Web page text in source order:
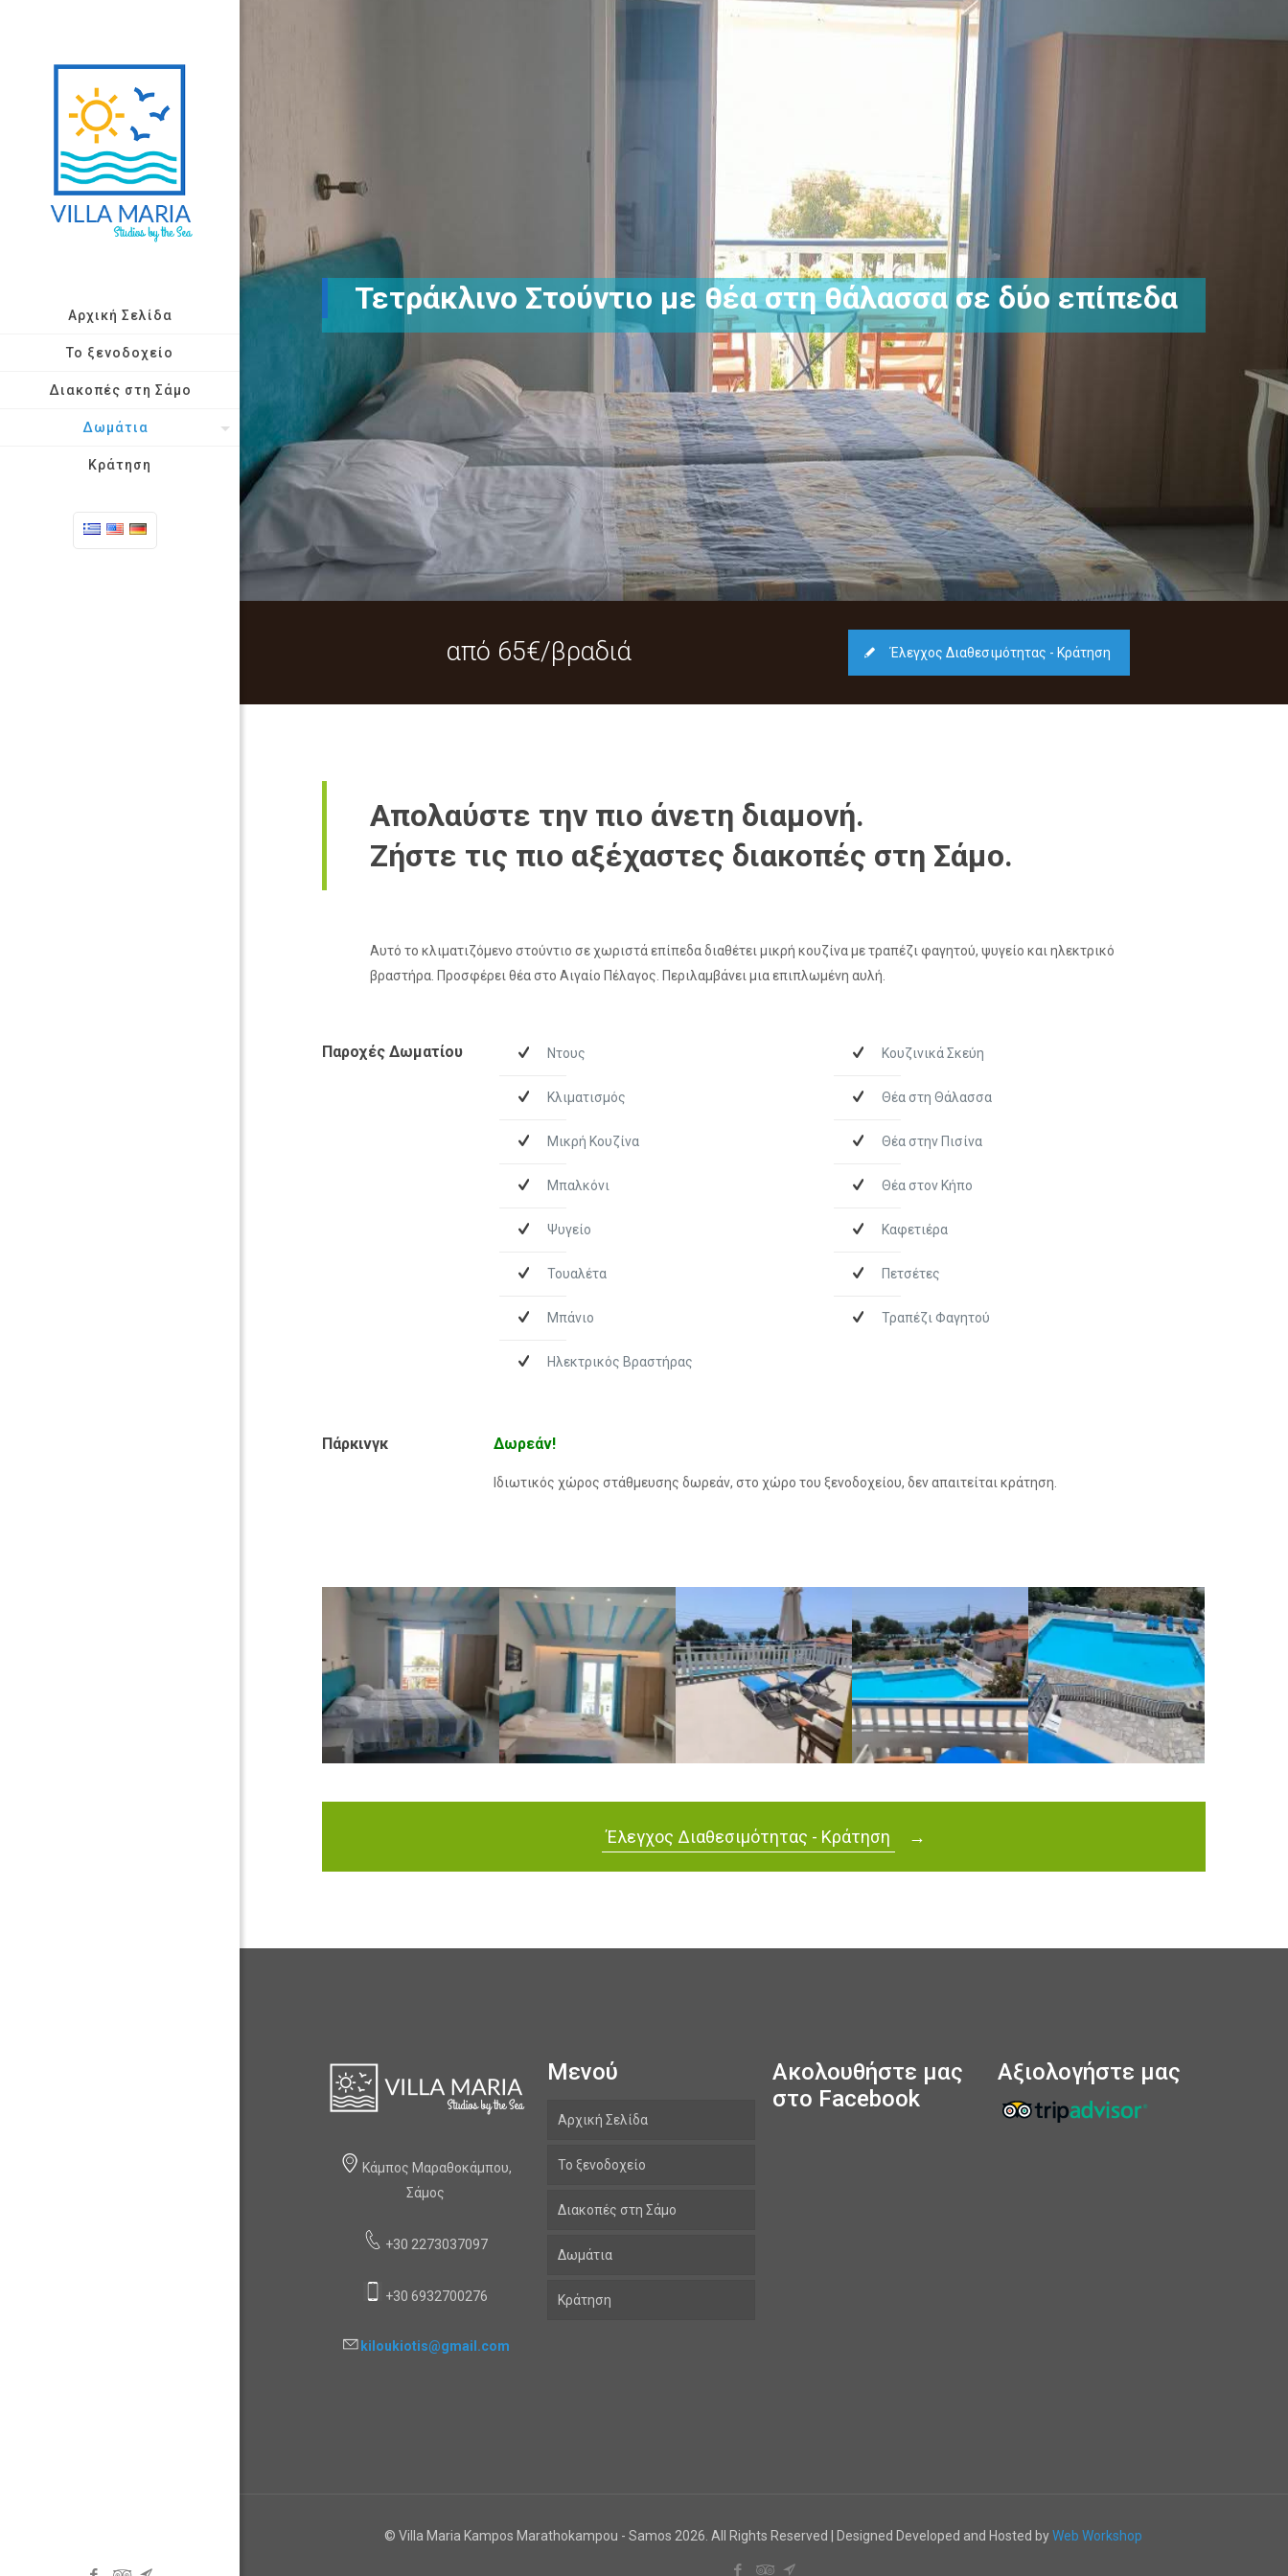
Αρχική Σελίδα
Το ξενοδοχείο
Διακοπές στη Σάμο
Δωμάτια
Κράτηση
Τετράκλινο Στούντιο με θέα στη θάλασσα σε δύο επίπεδα
από 65€/βραδιά Έλεγχος Διαθεσιμότητας - Κράτηση
Απολαύστε την πιο άνετη διαμονή.
Ζήστε τις πιο αξέχαστες διακοπές στη Σάμο.
Αυτό το κλιματιζόμενο στούντιο σε χωριστά επίπεδα διαθέτει μικρή κουζίνα με τραπέζι φαγητού, ψυγείο και ηλεκτρικό
βραστήρα. Προσφέρει θέα στο Αιγαίο Πέλαγος. Περιλαμβάνει μια επιπλωμένη αυλή.
Παροχές Δωματίου Ντους
Κλιματισμός
Μικρή Κουζίνα
Μπαλκόνι
Ψυγείο
Τουαλέτα
Μπάνιο
Ηλεκτρικός Βραστήρας
Κουζινικά Σκεύη
Θέα στη Θάλασσα
Θέα στην Πισίνα
Θέα στον Κήπο
Καφετιέρα
Πετσέτες
Τραπέζι Φαγητού
Πάρκινγκ Δωρεάν!
Ιδιωτικός χώρος στάθμευσης δωρεάν, στο χώρο του ξενοδοχείου, δεν απαιτείται κράτηση.
Έλεγχος Διαθεσιμότητας - Κράτηση →
Κάμπος Μαραθοκάμπου,
Σάμος
+30 2273037097
+30 6932700276
kiloukiotis@gmail.com
Μενού
Αρχική Σελίδα
Το ξενοδοχείο
Διακοπές στη Σάμο
Δωμάτια
Κράτηση
Ακολουθήστε μας
στο Facebook
Αξιολογήστε μας
© Villa Maria Kampos Marathokampou - Samos 2026. All Rights Reserved | Designed Developed and Hosted byWeb Workshop